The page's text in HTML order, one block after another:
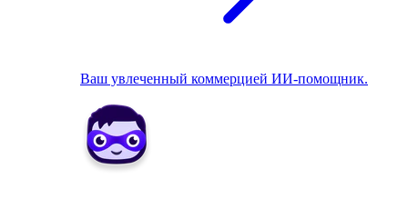
Ваш увлеченный коммерцией ИИ-помощник.